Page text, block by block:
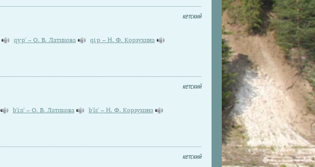
кетский
qy∙p' – О. В. Латикова qi·p – Н. Ф. Корзухина
кетский
b'i:s' – О. В. Латикова b'ís' – Н. Ф. Корзухина
кетский